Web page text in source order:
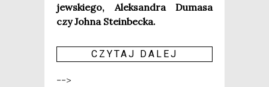
jew­skie­go, Alek­san­dra Duma­sa
czy Joh­na Steinbecka.
CZY­TAJ DALEJ
-->